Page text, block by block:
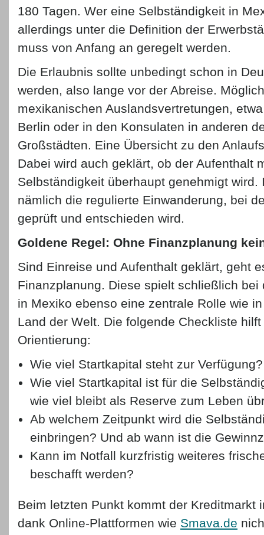
180 Tagen. Wer eine Selbständigkeit in
allerdings unter die Definition der
muss von Anfang an geregelt werden.
Die Erlaubnis sollte unbedingt schon in
werden, also lange vor der Abreise.
mexikanischen Auslandsvertretungen,
Berlin oder in den Konsulaten in anderen
Großstädten. Eine Übersicht zu den
Dabei wird auch geklärt, ob der Aufenthalt
Selbständigkeit überhaupt genehmigt wird.
nämlich die regulierte Einwanderung, bei
geprüft und entschieden wird.
Goldene Regel: Ohne Finanzplanung
Sind Einreise und Aufenthalt geklärt, geht
Finanzplanung. Diese spielt schließlich bei
in Mexiko ebenso eine zentrale Rolle wie
Land der Welt. Die folgende Checkliste
Orientierung:
Wie viel Startkapital steht zur Verfügung?
Wie viel Startkapital ist für die
wie viel bleibt als Reserve zum Leben
Ab welchem Zeitpunkt wird die
einbringen? Und ab wann ist die
Kann im Notfall kurzfristig weiteres
beschafft werden?
Beim letzten Punkt kommt der Kreditmarkt
dank Online-Plattformen wie Smava.de